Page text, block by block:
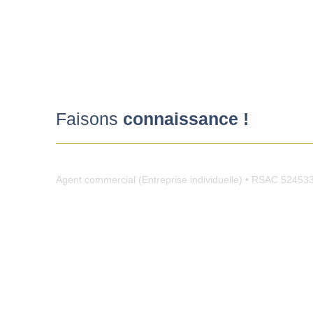
Faisons connaissance !
Agent commercial (Entreprise individuelle) • RSAC